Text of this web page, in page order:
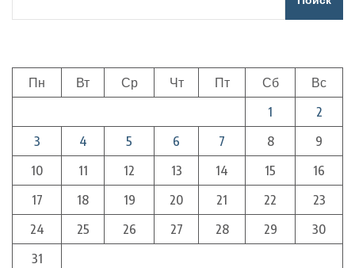
Пн Вт Ср Чт Пт Сб
Вс
1
2
3
4 5 6 7 8
9
10
11 12 13 14 15
16
17
18 19 20 21 22
23
24
25 26 27 28 29
30
31